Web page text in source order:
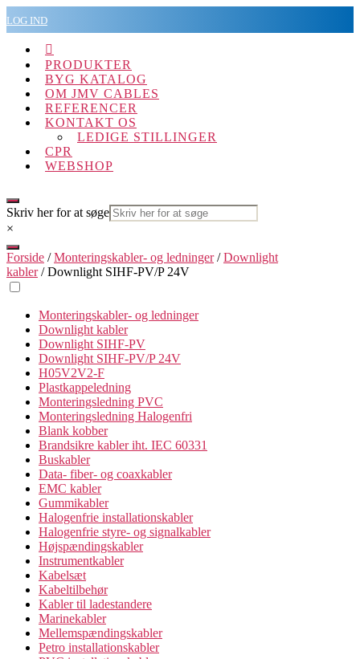
til
indholdet
LOG IND

PRODUKTER
BYG KATALOG
OM JMV CABLES
REFERENCER
KONTAKT OS
LEDIGE STILLINGER
CPR
WEBSHOP
Skriv her for at søge
×
Forside /Monteringskabler- og ledninger/Downlight
kabler/ Downlight SIHF-PV/P 24V
Monteringskabler- og ledninger
Downlight kabler
Downlight SIHF-PV
Downlight SIHF-PV/P 24V
H05V2V2-F
Plastkappeledning
Monteringsledning PVC
Monteringsledning Halogenfri
Blank kobber
Brandsikre kabler iht. IEC 60331
Buskabler
Data- fiber- og coaxkabler
EMC kabler
Gummikabler
Halogenfrie installationskabler
Halogenfrie styre- og signalkabler
Højspændingskabler
Instrumentkabler
Kabelsæt
Kabeltilbehør
Kabler til ladestandere
Marinekabler
Mellemspændingskabler
Petro installationskabler